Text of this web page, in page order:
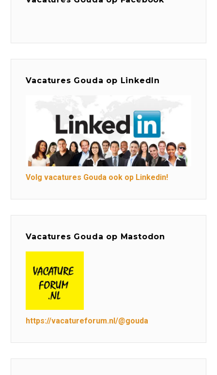
Vacatures Gouda op LinkedIn
Volg vacatures Gouda ook op Linkedin!
Vacatures Gouda op Mastodon
https://vacatureforum.nl/@gouda